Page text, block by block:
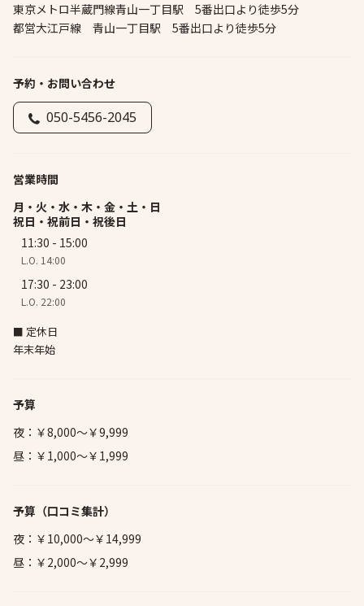
東京メトロ半蔵門線青山一丁目駅 5番出口より徒歩5分
都営大江戸線 青山一丁目駅 5番出口より徒歩5分
予約・お問い合わせ
050-5456-2045
営業時間
月・火・水・木・金・土・日
祝日・祝前日・祝後日
11:30 - 15:00
L.O. 14:00
17:30 - 23:00
L.O. 22:00
■ 定休日
年末年始
予算
夜：￥8,000～￥9,999
昼：￥1,000～￥1,999
予算 （口コミ集計）
夜：￥10,000～￥14,999
昼：￥2,000～￥2,999